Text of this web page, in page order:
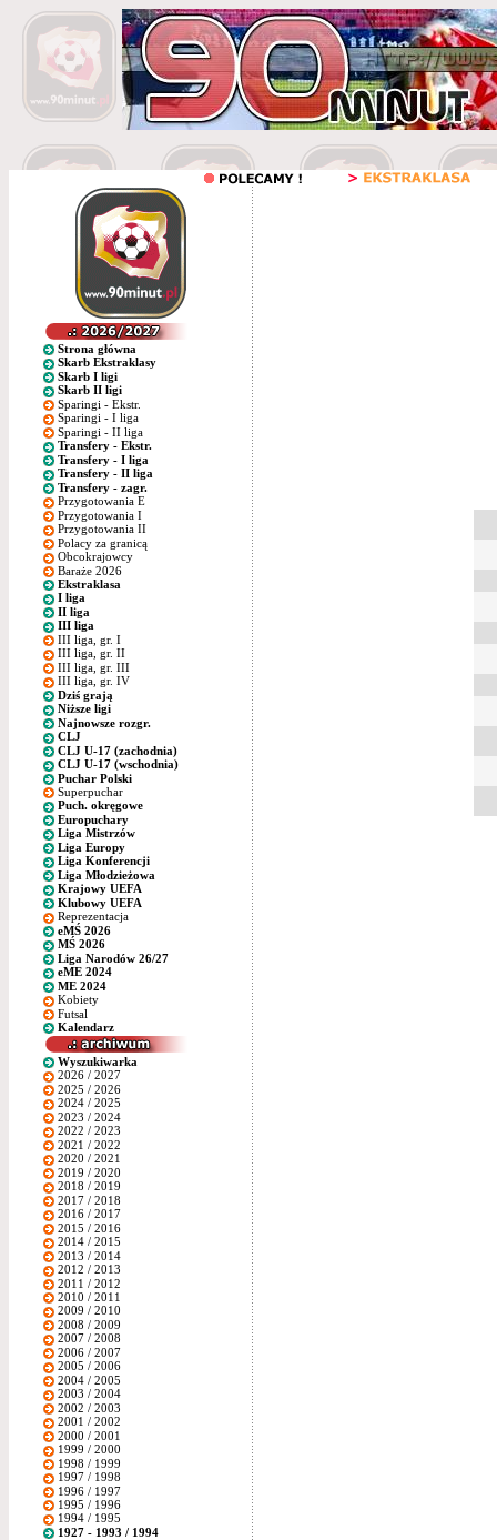
Strona główna
Skarb Ekstraklasy
Skarb I ligi
Skarb II ligi
Sparingi - Ekstr.
Sparingi - I liga
Sparingi - II liga
Transfery - Ekstr.
Transfery - I liga
Transfery - II liga
Transfery - zagr.
Przygotowania E
Przygotowania I
Przygotowania II
Polacy za granicą
Obcokrajowcy
Baraże 2026
Ekstraklasa
I liga
II liga
III liga
III liga, gr. I
III liga, gr. II
III liga, gr. III
III liga, gr. IV
Dziś grają
Niższe ligi
Najnowsze rozgr.
CLJ
CLJ U-17 (zachodnia)
CLJ U-17 (wschodnia)
Puchar Polski
Superpuchar
Puch. okręgowe
Europuchary
Liga Mistrzów
Liga Europy
Liga Konferencji
Liga Młodzieżowa
Krajowy UEFA
Klubowy UEFA
Reprezentacja
eMŚ 2026
MŚ 2026
Liga Narodów 26/27
eME 2024
ME 2024
Kobiety
Futsal
Kalendarz
Wyszukiwarka
2026 / 2027
2025 / 2026
2024 / 2025
2023 / 2024
2022 / 2023
2021 / 2022
2020 / 2021
2019 / 2020
2018 / 2019
2017 / 2018
2016 / 2017
2015 / 2016
2014 / 2015
2013 / 2014
2012 / 2013
2011 / 2012
2010 / 2011
2009 / 2010
2008 / 2009
2007 / 2008
2006 / 2007
2005 / 2006
2004 / 2005
2003 / 2004
2002 / 2003
2001 / 2002
2000 / 2001
1999 / 2000
1998 / 1999
1997 / 1998
1996 / 1997
1995 / 1996
1994 / 1995
1927 - 1993 / 1994